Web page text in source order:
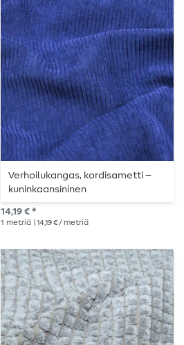
Verhoilukangas, kordisametti –
kuninkaansininen
14,19 € *
1 metriä | 14,19 € / metriä